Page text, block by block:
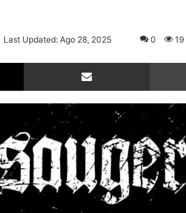
Last Updated: Ago 28, 2025 0 19
X Compartir via email